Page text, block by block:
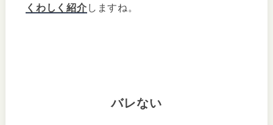
くわしく紹介 しますね。
バレない